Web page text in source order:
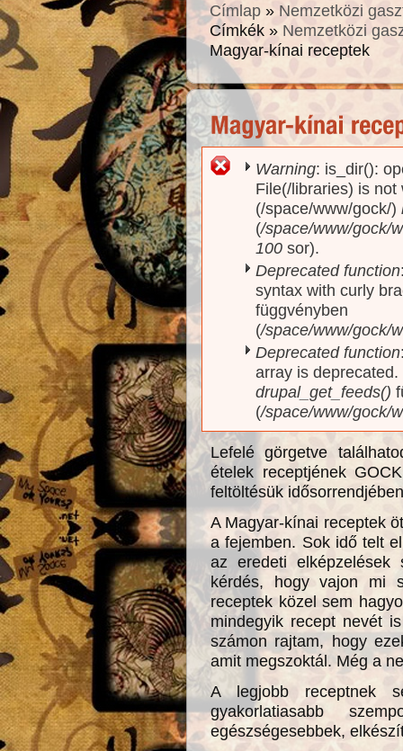
Címlap » Nemzetközi
Címkék » Nemzetközi
Magyar-kínai receptek
Hibaüzenet
Warning: is_dir():
File(/libraries) is
(/space/www/gock/)
(/space/www/gock/
100 sor).
Deprecated function
syntax with curly
függvényben
(/space/www/gock/
Deprecated function
array is
drupal_get_feeds()
(/space/www/gock/
Lefelé görgetve
ételek receptjének
feltöltésük
A Magyar-kínai receptek
a fejemben. Sok idő telt
az eredeti elképzelések
kérdés, hogy vajon mi
receptek közel sem
mindegyik recept nevét
számon rajtam, hogy
amit megszoktál. Még a
A legjobb receptnek
gyakorlatiasabb
egészségesebbek,